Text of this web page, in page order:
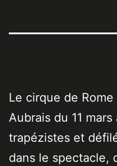
Le cirque de
Aubrais du 11
trapézistes et
dans le spectacle,